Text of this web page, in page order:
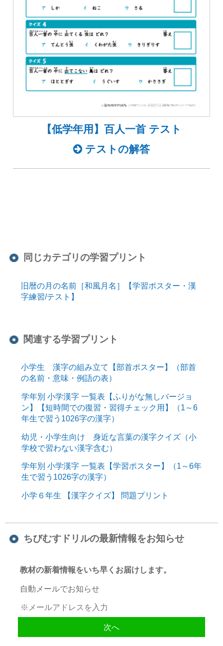
【低学年用】百人一首 テスト
テストの解答
同じカテゴリの学習プリント
旧暦の月の名前［和風月名］【学習ポスター・漢
字練習/テスト】
関連する学習プリント
小学生 漢字の組み立て【部首ポスター】（部首
の名前・意味・例語の表）
学年別 小学漢字 一覧表【ふりがな無しバージョ
ン】【短時間での復習・習得チェック用】（1～6
年生で習う1026字の漢字）
幼児・小学生向け 身近な言葉の漢字クイズ（小
学校で習わない漢字含む）
学年別 小学漢字 一覧表【学習ポスター】（1～6年
生で習う1026字の漢字）
小学６年生 【漢字クイズ】 問題プリント
ちびむすドリルの最新情報をお知らせ
教材の新着情報をいち早くお届けします。
自動メールでお知らせ